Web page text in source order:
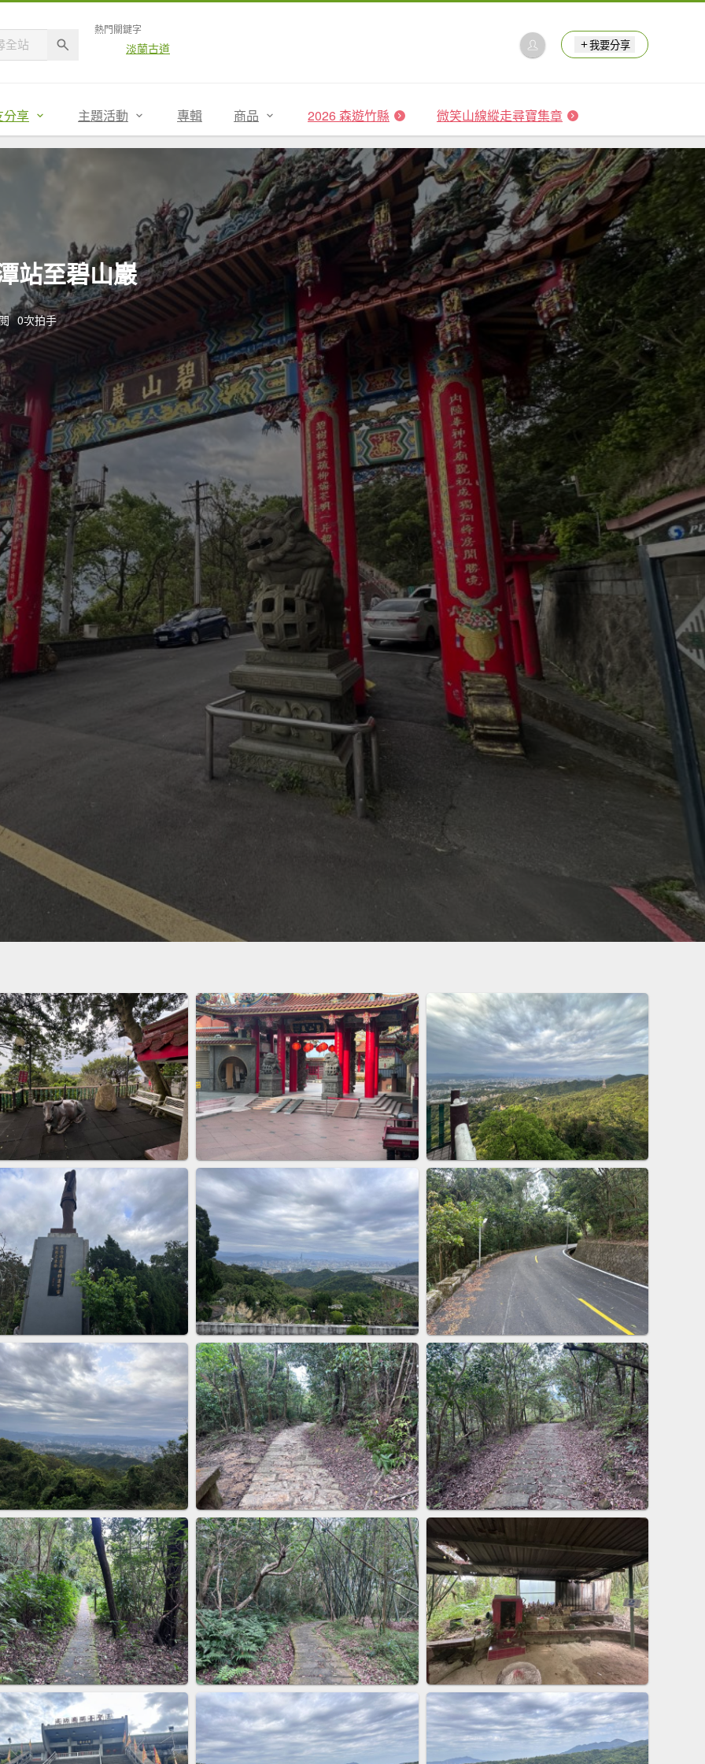
熱門關鍵字
淡蘭古道 我要分享
分享 主題活動 專輯 商品 2026 森遊竹縣 微笑山線縱走尋寶集章
站至碧山巖
0次拍手